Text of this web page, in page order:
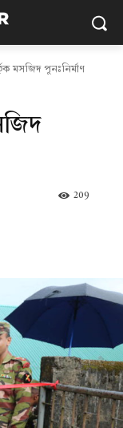
মসজিদ পুনঃনির্মাণ
209